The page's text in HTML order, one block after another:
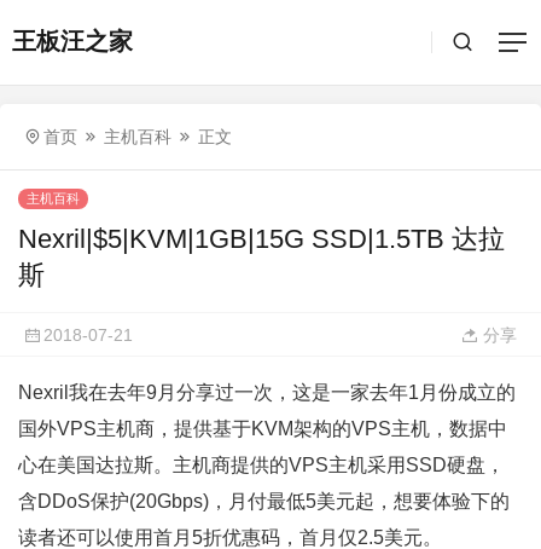
王板汪之家
首页 主机百科 正文
主机百科
Nexril|$5|KVM|1GB|15G SSD|1.5TB 达拉
斯
2018-07-21 分享
Nexril 我在去年9月分享过一次，这是一家去年1月份成立的
国外VPS主机商，提供基于KVM架构的VPS主机，数据中
心在美国达拉斯。主机商提供的VPS主机采用SSD硬盘，
含DDoS保护(20Gbps)，月付最低5美元起，想要体验下的
读者还可以使用首月5折优惠码，首月仅2.5美元。